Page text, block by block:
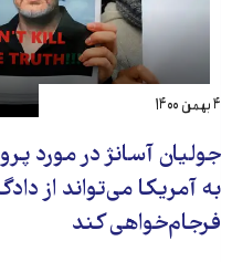
جولیان آسانژ در مورد
به آمریکا می‌تواند از
فرجام‌خواهی کند
۴ بهمن ۱۴۰۰